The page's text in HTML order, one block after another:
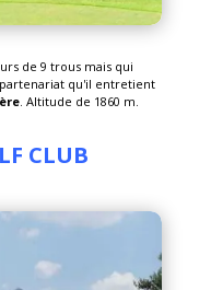
de 9 trous mais qui
qu'il entretient
. Altitude de 1860 m.
CLUB